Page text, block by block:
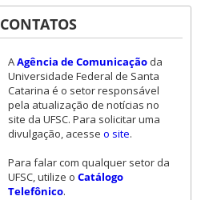
CONTATOS
AAgência de Comunicaçãoda
Universidade Federal de Santa
Catarina é o setor responsável
pela atualização de notícias no
site da UFSC. Para solicitar uma
divulgação, acesse o site.
Para falar com qualquer setor da
UFSC, utilize o Catálogo
Telefônico.